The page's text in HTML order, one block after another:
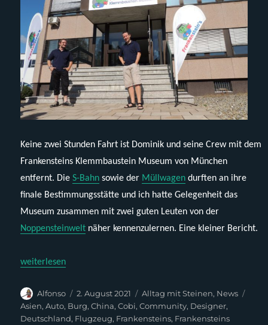
Keine zwei Stunden Fahrt ist Dominik und seine Crew mit dem
Frankensteins Klemmbaustein Museum von München
entfernt. DieS-Bahn sowie der Müllwagen durften an ihre
finale Bestimmungsstätte und ich hatte Gelegenheit das
Museum zusammen mit zwei guten Leuten von der
Noppensteinwelt näher kennenzulernen. Eine kleiner Bericht.
„Frankensteins Pre-Opening am 31. Juli 2021“
weiterlesen
Autor
Alfonso
Veröffentlicht
am
2. August 2021 Kategorien
Alltag mit Steinen, News
Asien,Auto, Burg,China,Cobi,Community, Designer,
Deutschland, Flugzeug, Frankensteins, Frankensteins